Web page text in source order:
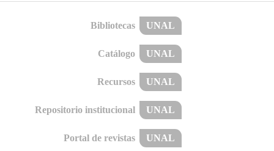
Bibliotecas UNAL
Catálogo UNAL
Recursos UNAL
Repositorio institucional UNAL
Portal de revistas UNAL